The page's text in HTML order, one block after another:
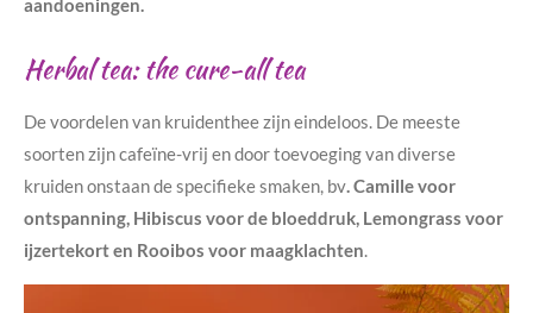
aandoeningen.
Herbal tea: the cure-all tea
De voordelen van kruidenthee zijn eindeloos. De meeste
soorten zijn cafeïne-vrij en door toevoeging van diverse
kruiden onstaan de specifieke smaken, bv. Camille voor
ontspanning, Hibiscus voor de bloeddruk, Lemongrass voor
ijzertekort en Rooibos voor maagklachten.